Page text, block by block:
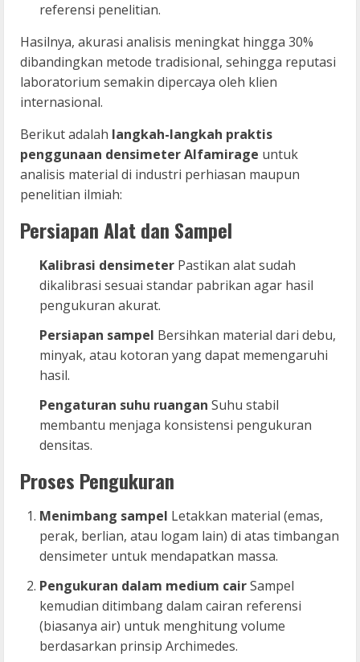
referensi penelitian.
Hasilnya, akurasi analisis meningkat hingga 30%
dibandingkan metode tradisional, sehingga reputasi
laboratorium semakin dipercaya oleh klien
internasional.
Berikut adalah langkah-langkah praktis
penggunaan densimeter Alfamirage untuk
analisis material di industri perhiasan maupun
penelitian ilmiah:
Persiapan Alat dan Sampel
Kalibrasi densimeter Pastikan alat sudah
dikalibrasi sesuai standar pabrikan agar hasil
pengukuran akurat.
Persiapan sampel Bersihkan material dari debu,
minyak, atau kotoran yang dapat memengaruhi
hasil.
Pengaturan suhu ruangan Suhu stabil
membantu menjaga konsistensi pengukuran
densitas.
Proses Pengukuran
Menimbang sampel Letakkan material (emas,
perak, berlian, atau logam lain) di atas timbangan
densimeter untuk mendapatkan massa.
Pengukuran dalam medium cairSampel
kemudian ditimbang dalam cairan referensi
(biasanya air) untuk menghitung volume
berdasarkan prinsip Archimedes.